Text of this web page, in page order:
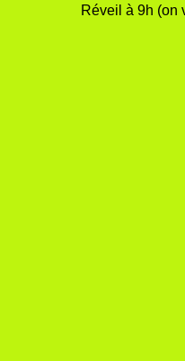
Réveil à 9h (on